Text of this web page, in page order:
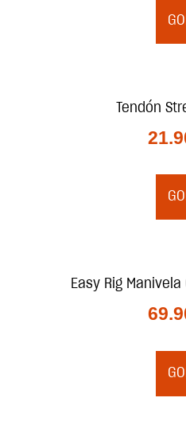
Tendón
Easy Rig